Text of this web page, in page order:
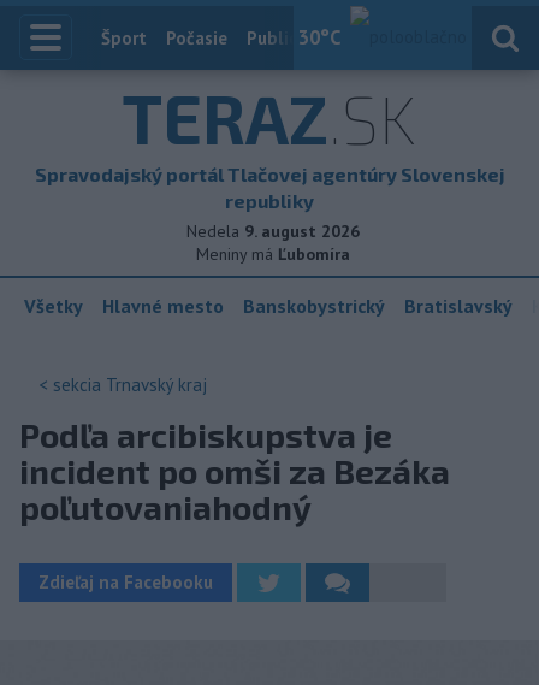
30°C
Index
Šport Počasie Publicistika
TERAZ.SK
Spravodajský portál Tlačovej agentúry Slovenskej
republiky
Nedela 9. august 2026
Meniny má Ľubomíra
Všetky Hlavné mesto Banskobystrický Bratislavský
< sekcia Trnavský kraj
Podľa arcibiskupstva je
incident po omši za Bezáka
poľutovaniahodný
Zdieľaj na Facebooku